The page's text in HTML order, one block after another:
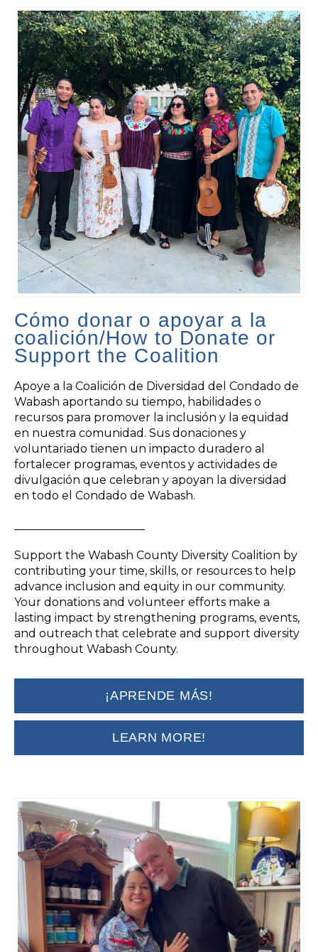
Cómo donar o apoyar a la
coalición/How to Donate or
Support the Coalition
Apoye a la Coalición de Diversidad del Condado de
Wabash aportando su tiempo, habilidades o
recursos para promover la inclusión y la equidad
en nuestra comunidad. Sus donaciones y
voluntariado tienen un impacto duradero al
fortalecer programas, eventos y actividades de
divulgación que celebran y apoyan la diversidad
en todo el Condado de Wabash.
Support the Wabash County Diversity Coalition by
contributing your time, skills, or resources to help
advance inclusion and equity in our community.
Your donations and volunteer efforts make a
lasting impact by strengthening programs, events,
and outreach that celebrate and support diversity
throughout Wabash County.
¡APRENDE MÁS!
LEARN MORE!